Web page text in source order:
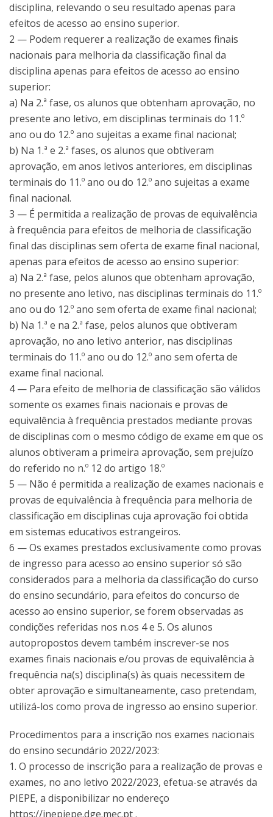
disciplina, relevando o seu resultado apenas para
efeitos de acesso ao ensino superior.
2 — Podem requerer a realização de exames finais
nacionais para melhoria da classificação final da
disciplina apenas para efeitos de acesso ao ensino
superior:
a) Na 2.ª fase, os alunos que obtenham aprovação, no
presente ano letivo, em disciplinas terminais do 11.º
ano ou do 12.º ano sujeitas a exame final nacional;
b) Na 1.ª e 2.ª fases, os alunos que obtiveram
aprovação, em anos letivos anteriores, em disciplinas
terminais do 11.º ano ou do 12.º ano sujeitas a exame
final nacional.
3 — É permitida a realização de provas de equivalência
à frequência para efeitos de melhoria de classificação
final das disciplinas sem oferta de exame final nacional,
apenas para efeitos de acesso ao ensino superior:
a) Na 2.ª fase, pelos alunos que obtenham aprovação,
no presente ano letivo, nas disciplinas terminais do 11.º
ano ou do 12.º ano sem oferta de exame final nacional;
b) Na 1.ª e na 2.ª fase, pelos alunos que obtiveram
aprovação, no ano letivo anterior, nas disciplinas
terminais do 11.º ano ou do 12.º ano sem oferta de
exame final nacional.
4 — Para efeito de melhoria de classificação são válidos
somente os exames finais nacionais e provas de
equivalência à frequência prestados mediante provas
de disciplinas com o mesmo código de exame em que os
alunos obtiveram a primeira aprovação, sem prejuízo
do referido no n.º 12 do artigo 18.º
5 — Não é permitida a realização de exames nacionais e
provas de equivalência à frequência para melhoria de
classificação em disciplinas cuja aprovação foi obtida
em sistemas educativos estrangeiros.
6 — Os exames prestados exclusivamente como provas
de ingresso para acesso ao ensino superior só são
considerados para a melhoria da classificação do curso
do ensino secundário, para efeitos do concurso de
acesso ao ensino superior, se forem observadas as
condições referidas nos n.os 4 e 5. Os alunos
autopropostos devem também inscrever-se nos
exames finais nacionais e/ou provas de equivalência à
frequência na(s) disciplina(s) às quais necessitem de
obter aprovação e simultaneamente, caso pretendam,
utilizá-los como prova de ingresso ao ensino superior.
Procedimentos para a inscrição nos exames nacionais
do ensino secundário 2022/2023:
1. O processo de inscrição para a realização de provas e
exames, no ano letivo 2022/2023, efetua-se através da
PIEPE, a disponibilizar no endereço
https://jnepiepe.dge.mec.pt .